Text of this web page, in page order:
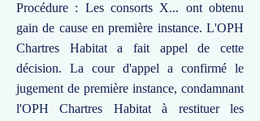
Procédure : Les consorts X... ont obtenu
gain de cause en première instance. L'OPH
Chartres Habitat a fait appel de cette
décision. La cour d'appel a confirmé le
jugement de première instance, condamnant
l'OPH Chartres Habitat à restituer les